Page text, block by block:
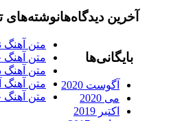
نوشته‌های تازه
متن آهنگ نگار
متن آهنگ خنده
متن آهنگ دریا
متن آهنگ
متن آهنگ چرا
آخرین دیدگاه‌ها
بایگانی‌ها
آگوست 2020
می 2020
اکتبر 2019